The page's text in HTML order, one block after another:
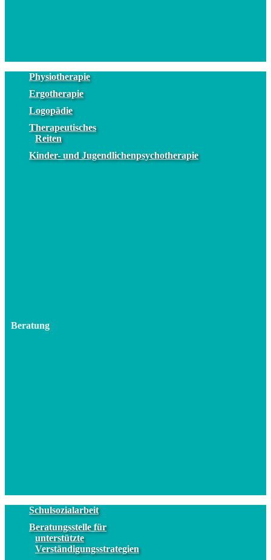
Physiotherapie
Ergotherapie
Logopädie
Therapeutisches
Reiten
Kinder- und Jugendlichenpsychotherapie
Beratung
Schulsozialarbeit
Beratungsstelle für
unterstützte
Verständigungsstrategien